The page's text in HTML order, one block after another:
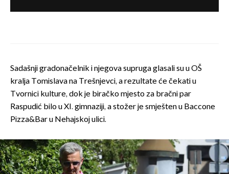
Sadašnji gradonačelnik i njegova supruga glasali su u OŠ
kralja Tomislava na Trešnjevci, a rezultate će čekati u
Tvornici kulture, dok je biračko mjesto za bračni par
Raspudić bilo u XI. gimnaziji, a stožer je smješten u Baccone
Pizza&Bar u Nehajskoj ulici.